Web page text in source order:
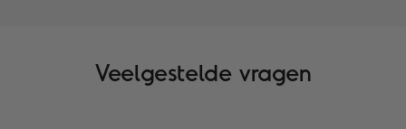
Veelgestelde vragen